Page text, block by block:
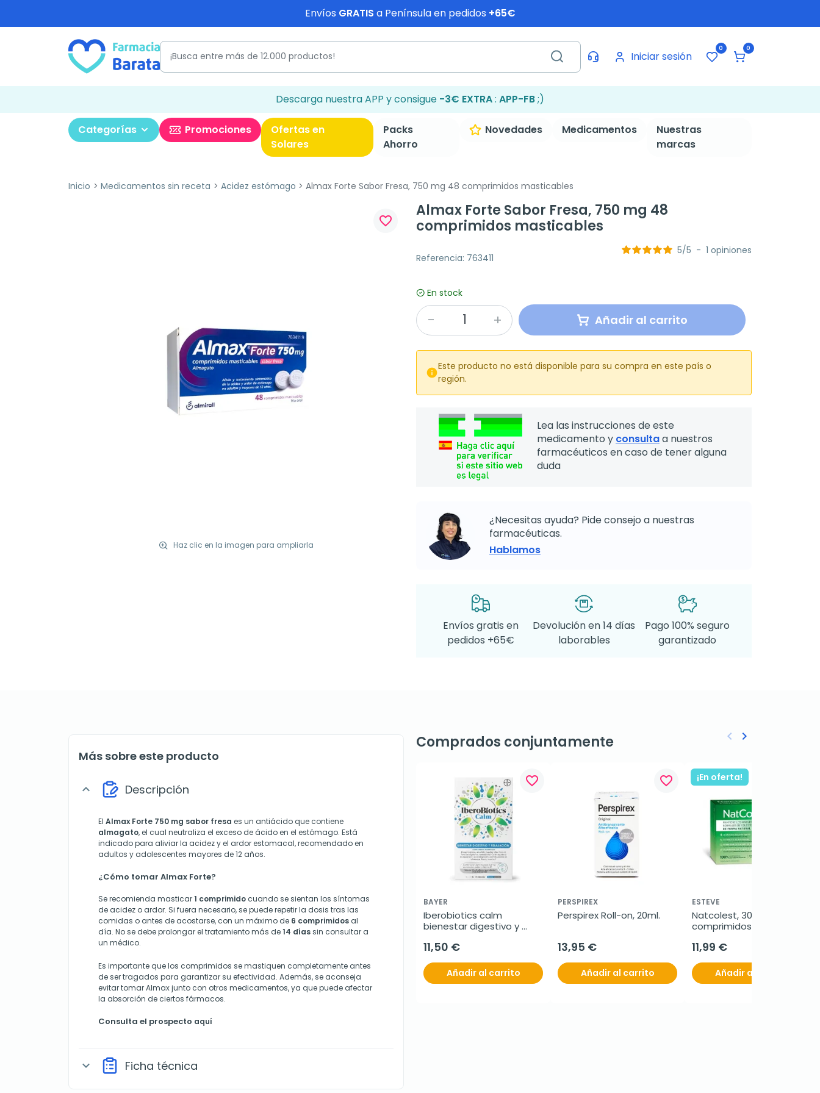
Envíos GRATIS a Península en pedidos +65€
Iniciar sesión
0 0
Descarga nuestra APP y consigue -3€ EXTRA: APP-FB;)
Categorías Promociones
Ofertas en
Solares
Packs
Ahorro
Novedades Medicamentos
Nuestras
marcas
Inicio Medicamentos sin receta Acidez estómago Almax Forte Sabor Fresa, 750 mg 48 comprimidos masticables
Haz clic en la imagen para ampliarla
favorite_border
Almax Forte Sabor Fresa, 750 mg 48
comprimidos masticables
Referencia: 763411
5/5 - 1 opiniones
En stock
Añadir al carrito

Este producto no está disponible para su compra en este país o
región.
Lea las instrucciones de este
medicamento y consultaa nuestros
farmacéuticos en caso de tener alguna
duda
¿Necesitas ayuda? Pide consejo a nuestras
farmacéuticas.
Hablamos
Envíos gratis en
pedidos +65€
Devolución en 14 días
laborables
Pago 100% seguro
garantizado
Más sobre este producto
expand_more Descripción
El Almax Forte 750 mg sabor fresa es un antiácido que contiene
almagato, el cual neutraliza el exceso de ácido en el estómago. Está
indicado para aliviar la acidez y el ardor estomacal, recomendado en
adultos y adolescentes mayores de 12 años.
¿Cómo tomar Almax Forte?
Se recomienda masticar1 comprimido cuando se sientan los síntomas
de acidez o ardor. Si fuera necesario, se puede repetir la dosis tras las
comidas o antes de acostarse, con un máximo de 6 comprimidos al
día. No se debe prolongar el tratamiento más de14 díassin consultar a
un médico.
Es importante que los comprimidos se mastiquen completamente antes
de ser tragados para garantizar su efectividad. Además, se aconseja
evitar tomar Almax junto con otros medicamentos, ya que puede afectar
la absorción de ciertos fármacos.
Consulta el prospecto aquí
expand_more Ficha técnica
Comprados conjuntamente
favorite_border
BAYER
Iberobiotics calm
bienestar digestivo y
11,50 €
Añadir al carrito
favorite_border
PERSPIREX
Perspirex Roll-on, 20ml.
13,95 €
Añadir al carrito
¡En oferta!
ESTEVE
Natcolest, 30
comprimidos
11,99 €
Añadir al carrito
Anterior
keyboard_arrow_left Siguiente
keyboard_arrow_right